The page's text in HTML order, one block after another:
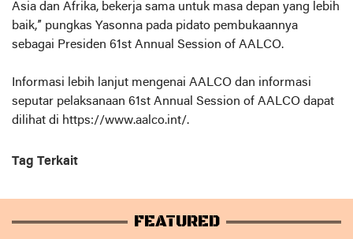
Asia dan Afrika, bekerja sama untuk masa depan yang lebih
baik,” pungkas Yasonna pada pidato pembukaannya
sebagai Presiden 61st Annual Session of AALCO.
Informasi lebih lanjut mengenai AALCO dan informasi
seputar pelaksanaan 61st Annual Session of AALCO dapat
dilihat di https://www.aalco.int/.
Tag Terkait
FEATURED